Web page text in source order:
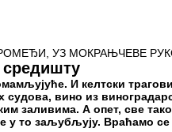
УЗ МОКРАЊЧЕВЕ
средишту
И келтски
судова, вино из
заливима. А опет, све
у то заљубљују. Враћамо се